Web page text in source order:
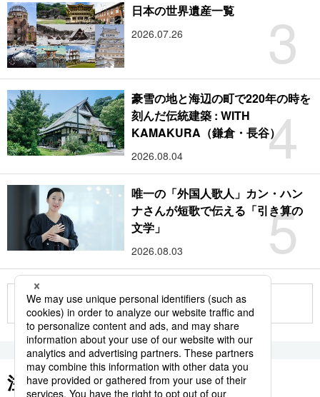
3
日本の世界遺産一覧
2026.07.26
4
豪雪の地と海辺の町で220年の時を
刻んだ伝統建築 : WITH
KAMAKURA（鎌倉・長谷）
2026.08.04
5
唯一の「外国人歌人」カン・ハン
ナさんが短歌で伝える「引き算の
文学」
2026.08.03
もっと見る
注目のキーワード